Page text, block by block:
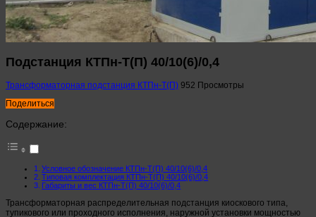
Подстанция КТПн-Т(П) 40/10(6)/0,4
Трансформаторная подстанция КТПн-Т(П) 952 Просмотры
Поделиться
Содержание:
Условное обозначение КТПн-Т(П) 40/10(6)/0,4
Типовая комплектация КТПн-Т(П) 40/10(6)/0,4
Габариты и вес КТПн-Т(П) 40/10(6)/0,4
Трансформаторная распределительная подстанция киоскового типа,
тупикового или проходного исполнения, наружной установки мощностью